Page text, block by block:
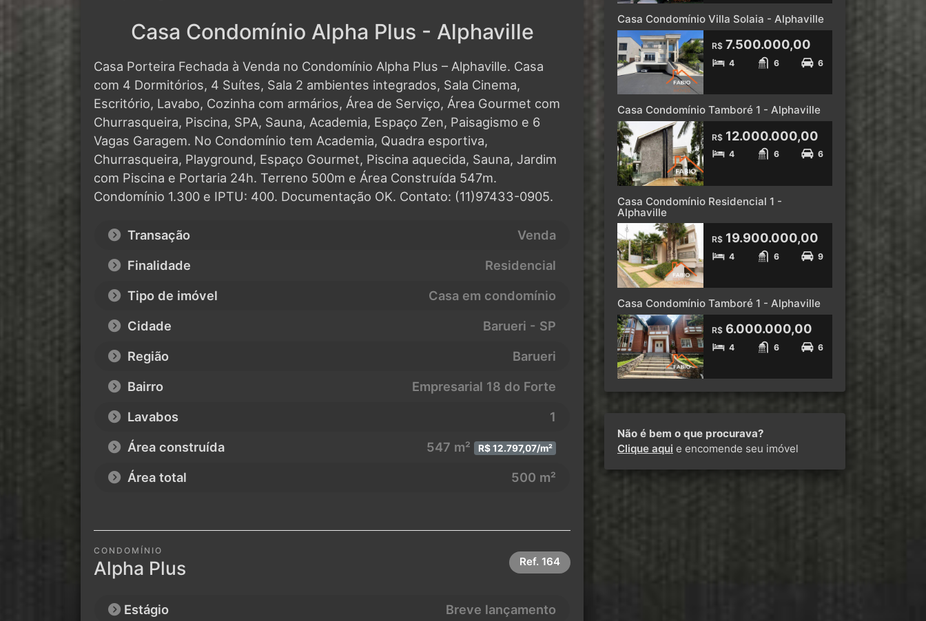
Casa Condomínio Alpha Plus - Alphaville
Casa Porteira Fechada à Venda no Condomínio Alpha Plus – Alphaville. Casa
com 4 Dormitórios, 4 Suítes, Sala 2 ambientes integrados, Sala Cinema,
Escritório, Lavabo, Cozinha com armários, Área de Serviço, Área Gourmet com
Churrasqueira, Piscina, SPA, Sauna, Academia, Espaço Zen, Paisagismo e 6
Vagas Garagem. No Condomínio tem Academia, Quadra esportiva,
Churrasqueira, Playground, Espaço Gourmet, Piscina aquecida, Sauna, Jardim
com Piscina e Portaria 24h. Terreno 500m e Área Construída 547m.
Condomínio 1.300 e IPTU: 400. Documentação OK. Contato: (11)97433-0905.
Transação
Venda
Finalidade
Residencial
Tipo de imóvel
Casa em condomínio
Cidade
Barueri - SP
Região
Barueri
Bairro
Empresarial 18 do Forte
Lavabos
1
Área construída
547 m² R$ 12.797,07/m²
Área total 500 m²
CONDOMÍNIO
Alpha Plus Ref. 164
Estágio Breve lançamento
Casa Condomínio Villa Solaia - Alphaville
R$7.500.000,00
4 6 6
Casa Condomínio Tamboré 1 - Alphaville
R$12.000.000,00
4 6 6
Casa Condomínio Residencial 1 -
Alphaville
R$19.900.000,00
4 6 9
Casa Condomínio Tamboré 1 - Alphaville
R$6.000.000,00
4 6 6
Não é bem o que procurava?
Clique aqui e encomende seu imóvel